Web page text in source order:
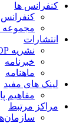
کنفرانس ها
کنفرانس
مجموعه
انتشارات
نشریه IJOP
خبرنامه
ماهنامه
لینک های مفید
مفاهیم پایه
مراکز مرتبط
سازمان‌ها